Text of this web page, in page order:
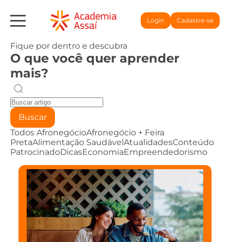
Login Cadastre-se
Fique por dentro e descubra
O que você quer aprender
mais?
Buscar
Todos AfronegócioAfronegócio + Feira
PretaAlimentação SaudávelAtualidadesConteúdo
PatrocinadoDicasEconomiaEmpreendedorismo